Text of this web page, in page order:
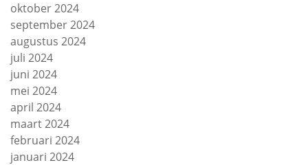
oktober 2024
september 2024
augustus 2024
juli 2024
juni 2024
mei 2024
april 2024
maart 2024
februari 2024
januari 2024